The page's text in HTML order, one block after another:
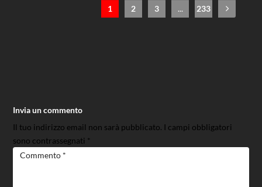
1 2 3 ... 233
Invia un commento
Il tuo indirizzo email non sarà pubblicato. I campi obbligatori
sono contrassegnati *